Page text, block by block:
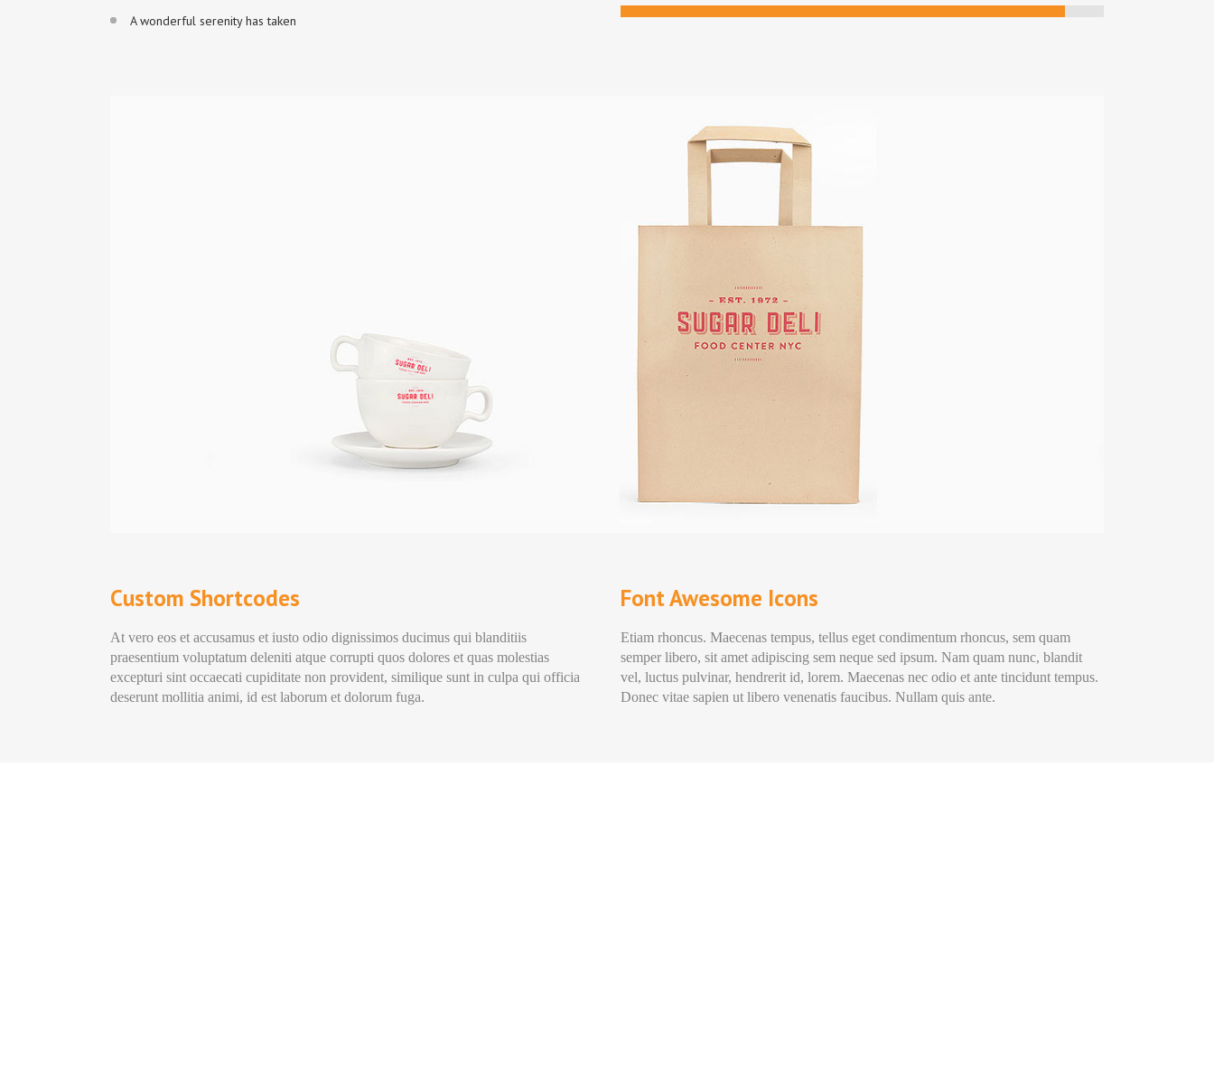
A wonderful serenity has taken
Custom Shortcodes
At vero eos et accusamus et iusto odio dignissimos ducimus qui blanditiis
praesentium voluptatum deleniti atque corrupti quos dolores et quas molestias
excepturi sint occaecati cupiditate non provident, similique sunt in culpa qui officia
deserunt mollitia animi, id est laborum et dolorum fuga.
Font Awesome Icons
Etiam rhoncus. Maecenas tempus, tellus eget condimentum rhoncus, sem quam
semper libero, sit amet adipiscing sem neque sed ipsum. Nam quam nunc, blandit
vel, luctus pulvinar, hendrerit id, lorem. Maecenas nec odio et ante tincidunt tempus.
Donec vitae sapien ut libero venenatis faucibus. Nullam quis ante.